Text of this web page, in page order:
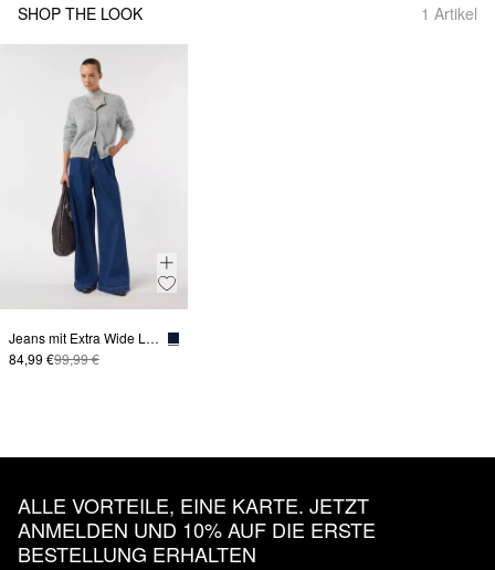
SHOP THE LOOK 1 Artikel
Jeans mit Extra Wide Leg und Bundfalten
84,99 €99,99 €
ALLE VORTEILE, EINE KARTE. JETZT
ANMELDEN UND 10% AUF DIE ERSTE
BESTELLUNG ERHALTEN